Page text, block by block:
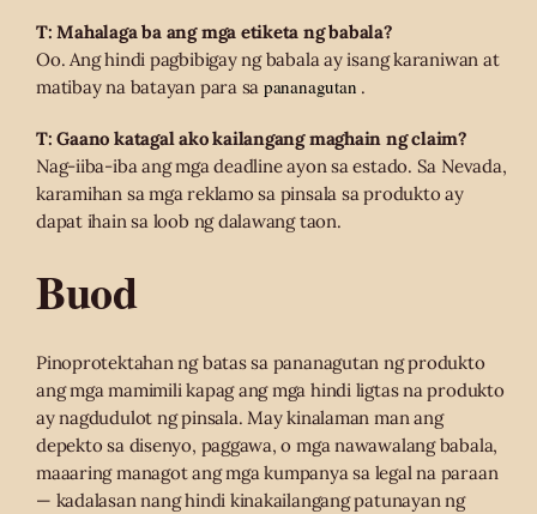
T: Mahalaga ba ang mga etiketa ng babala?
Oo. Ang hindi pagbibigay ng babala ay isang karaniwan at
matibay na batayan para sa pananagutan .
T: Gaano katagal ako kailangang maghain ng claim?
Nag-iiba-iba ang mga deadline ayon sa estado. Sa Nevada,
karamihan sa mga reklamo sa pinsala sa produkto ay
dapat ihain sa loob ng dalawang taon.
Buod
Pinoprotektahan ng batas sa pananagutan ng produkto
ang mga mamimili kapag ang mga hindi ligtas na produkto
ay nagdudulot ng pinsala. May kinalaman man ang
depekto sa disenyo, paggawa, o mga nawawalang babala,
maaaring managot ang mga kumpanya sa legal na paraan
— kadalasan nang hindi kinakailangang patunayan ng